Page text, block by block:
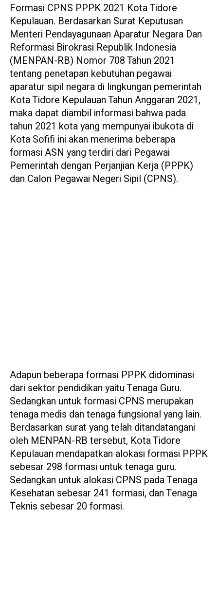
Formasi CPNS PPPK 2021 Kota Tidore
Kepulauan. Berdasarkan Surat Keputusan
Menteri Pendayagunaan Aparatur Negara Dan
Reformasi Birokrasi Republik Indonesia
(MENPAN-RB) Nomor 708 Tahun 2021
tentang penetapan kebutuhan pegawai
aparatur sipil negara di lingkungan pemerintah
Kota Tidore Kepulauan Tahun Anggaran 2021,
maka dapat diambil informasi bahwa pada
tahun 2021 kota yang mempunyai ibukota di
Kota Sofifi ini akan menerima beberapa
formasi ASN yang terdiri dari Pegawai
Pemerintah dengan Perjanjian Kerja (PPPK)
dan Calon Pegawai Negeri Sipil (CPNS).
Adapun beberapa formasi PPPK didominasi
dari sektor pendidikan yaitu Tenaga Guru.
Sedangkan untuk formasi CPNS merupakan
tenaga medis dan tenaga fungsional yang lain.
Berdasarkan surat yang telah ditandatangani
oleh MENPAN-RB tersebut, Kota Tidore
Kepulauan mendapatkan alokasi formasi PPPK
sebesar 298 formasi untuk tenaga guru.
Sedangkan untuk alokasi CPNS pada Tenaga
Kesehatan sebesar 241 formasi, dan Tenaga
Teknis sebesar 20 formasi.